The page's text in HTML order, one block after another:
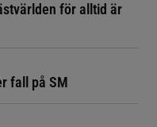
för alltid är
fall på SM